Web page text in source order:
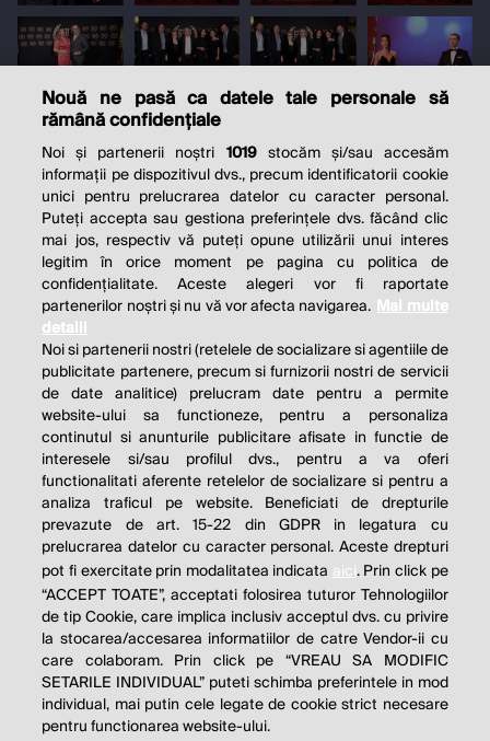
Nouă ne pasă ca datele tale personale să
rămână confidențiale
Noi și partenerii noștri 1019stocăm și/sau accesăm
informații pe dispozitivul dvs., precum identificatorii cookie
unici pentru prelucrarea datelor cu caracter personal.
Puteți accepta sau gestiona preferințele dvs. făcând clic
mai jos, respectiv vă puteți opune utilizării unui interes
legitim în orice moment pe pagina cu politica de
confidențialitate. Aceste alegeri vor fi raportate
partenerilor noștri și nu vă vor afecta navigarea. Mai multe
detalii
Noi si partenerii nostri (retelele de socializare si agentiile de
publicitate partenere, precum si furnizorii nostri de servicii
de date analitice) prelucram date pentru a permite
website-ului sa functioneze, pentru a personaliza
continutul si anunturile publicitare afisate in functie de
interesele si/sau profilul dvs., pentru a va oferi
functionalitati aferente retelelor de socializare si pentru a
analiza traficul pe website. Beneficiati de drepturile
prevazute de art. 15-22 din GDPR in legatura cu
prelucrarea datelor cu caracter personal. Aceste drepturi
pot fi exercitate prin modalitatea indicata aici. Prin click pe
“ACCEPT TOATE”, acceptati folosirea tuturor Tehnologiilor
de tip Cookie, care implica inclusiv acceptul dvs. cu privire
la stocarea/accesarea informatiilor de catre Vendor-ii cu
care colaboram. Prin click pe “VREAU SA MODIFIC
SETARILE INDIVIDUAL” puteti schimba preferintele in mod
individual, mai putin cele legate de cookie strict necesare
pentru functionarea website-ului.